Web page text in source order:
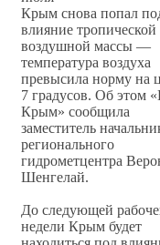
Крым снова попал
влияние тропической
воздушной массы —
температура воздуха
превысила норму на
7 градусов. Об этом
Крым» сообщила
заместитель
регионального
гидрометцентра
Шенгелай.
До следующей
недели Крым будет